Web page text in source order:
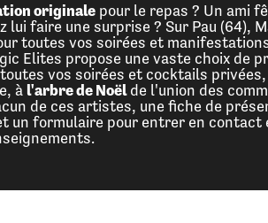
originalepour le repas ? Un ami
faire une surprise ? Sur Pau (64),
toutes vos soirées et
Elites propose une vaste choix de
vos soirées et cocktails privées,
à l'arbre de Noëlde l'union des
de ces artistes, une fiche de
un formulaire pour entrer en